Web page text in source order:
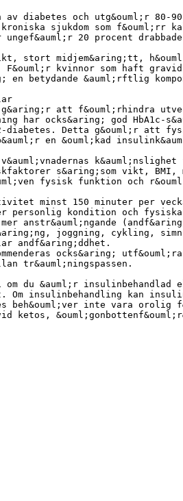
av diabetes och utg&ouml;r
sjukdom som f&ouml;rr
20 procent
stort midjem&aring;tt,
kvinnor som haft
betydande &auml;rftlig
att f&ouml;rhindra
har ocks&aring; god HbA1c-
2-diabetes. Detta g&ouml;r att
en &ouml;kad
s&aring;som vikt,
fysisk funktion och
minst 150 minuter per
personlig kondition och
anstr&auml;ngande
joggning, cykling,
andf&aring;ddhet.
ocks&aring;
tr&auml;ningspassen.
om du &auml;r
insulinbehandling kan
beh&ouml;ver inte vara orolig
ketos,